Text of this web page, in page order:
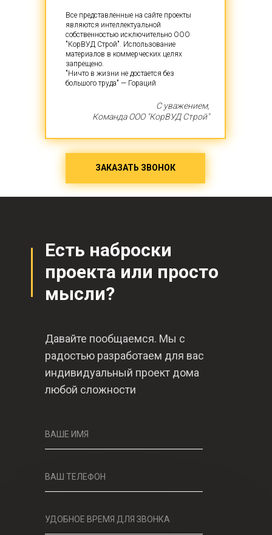
ЗАКАЗАТЬ ЗВОНОК
Все представленные на сайте проекты
являются интеллектуальной
собственностью исключительно ООО
"КорВУД Строй". Использование
материалов в коммерческих целях
запрещено.
"Ничто в жизни не достается без
большого труда" — Гораций
С уважением,
Команда ООО "КорВУД Строй"
Есть наброски
проекта или просто
мысли?
ВАШЕ ИМЯ
ВАШ ТЕЛЕФОН
УДОБНОЕ ВРЕМЯ ДЛЯ ЗВОНКА
Давайте пообщаемся. Мы с
радостью разработаем для вас
индивидуальный проект дома
любой сложности